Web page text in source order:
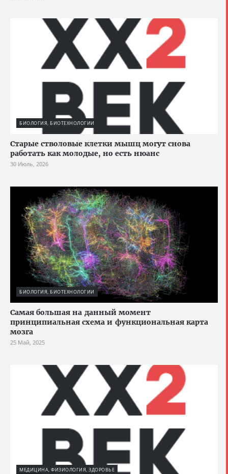
БИОЛОГИЯ, БИОТЕХНОЛОГИИ
Старые стволовые клетки мышц могут снова
работать как молодые, но есть нюанс
30 Июль, 2026
БИОЛОГИЯ, БИОТЕХНОЛОГИИ
Cамая большая на данный момент
принципиальная схема и функциональная карта
мозга
25 Май, 2025
МЕДИЦИНА, ФИЗИОЛОГИЯ, ЗДОРОВЬЕ